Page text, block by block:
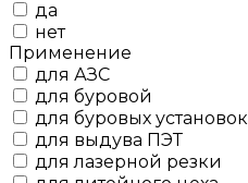
да
нет
Применение
для АЗС
для буровой
для буровых установок
для выдува ПЭТ
для лазерной резки